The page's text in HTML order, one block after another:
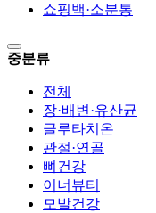
쇼핑백·소분통
중분류
전체
장·배변·유산균
글루타치온
관절·연골
뼈건강
이너뷰티
모발건강